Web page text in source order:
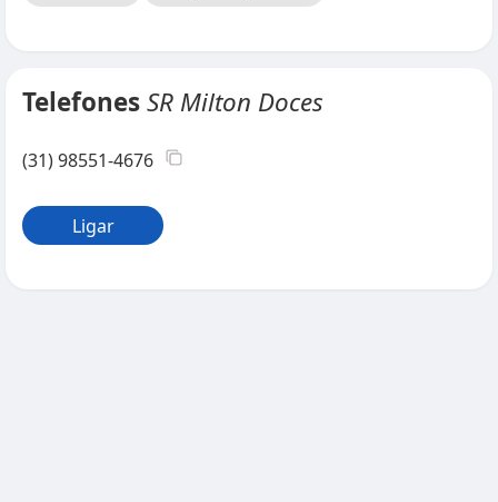
TelefonesSR Milton Doces
(31) 98551-4676
Ligar